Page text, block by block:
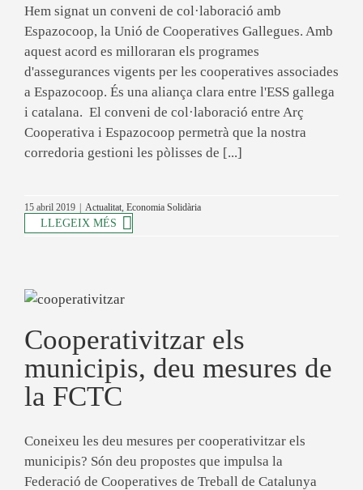
Hem signat un conveni de col·laboració amb
Espazocoop, la Unió de Cooperatives Gallegues. Amb
aquest acord es milloraran els programes
d'assegurances vigents per les cooperatives associades
a Espazocoop. És una aliança clara entre l'ESS gallega
i catalana. El conveni de col·laboració entre Arç
Cooperativa i Espazocoop permetrà que la nostra
corredoria gestioni les pòlisses de [...]
15 abril 2019 Actualitat, Economia Solidària
LLEGEIX MÉS
Cooperativitzar els
municipis, deu mesures de
la FCTC
Coneixeu les deu mesures per cooperativitzar els
municipis? Són deu propostes que impulsa la
Federació de Cooperatives de Treball de Catalunya